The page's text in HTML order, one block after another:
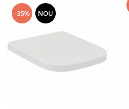
-35% NOU